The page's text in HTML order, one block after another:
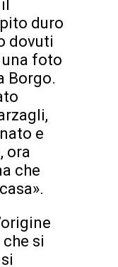
duro
dovuti
foto
Borgo.
e
ora
che
si